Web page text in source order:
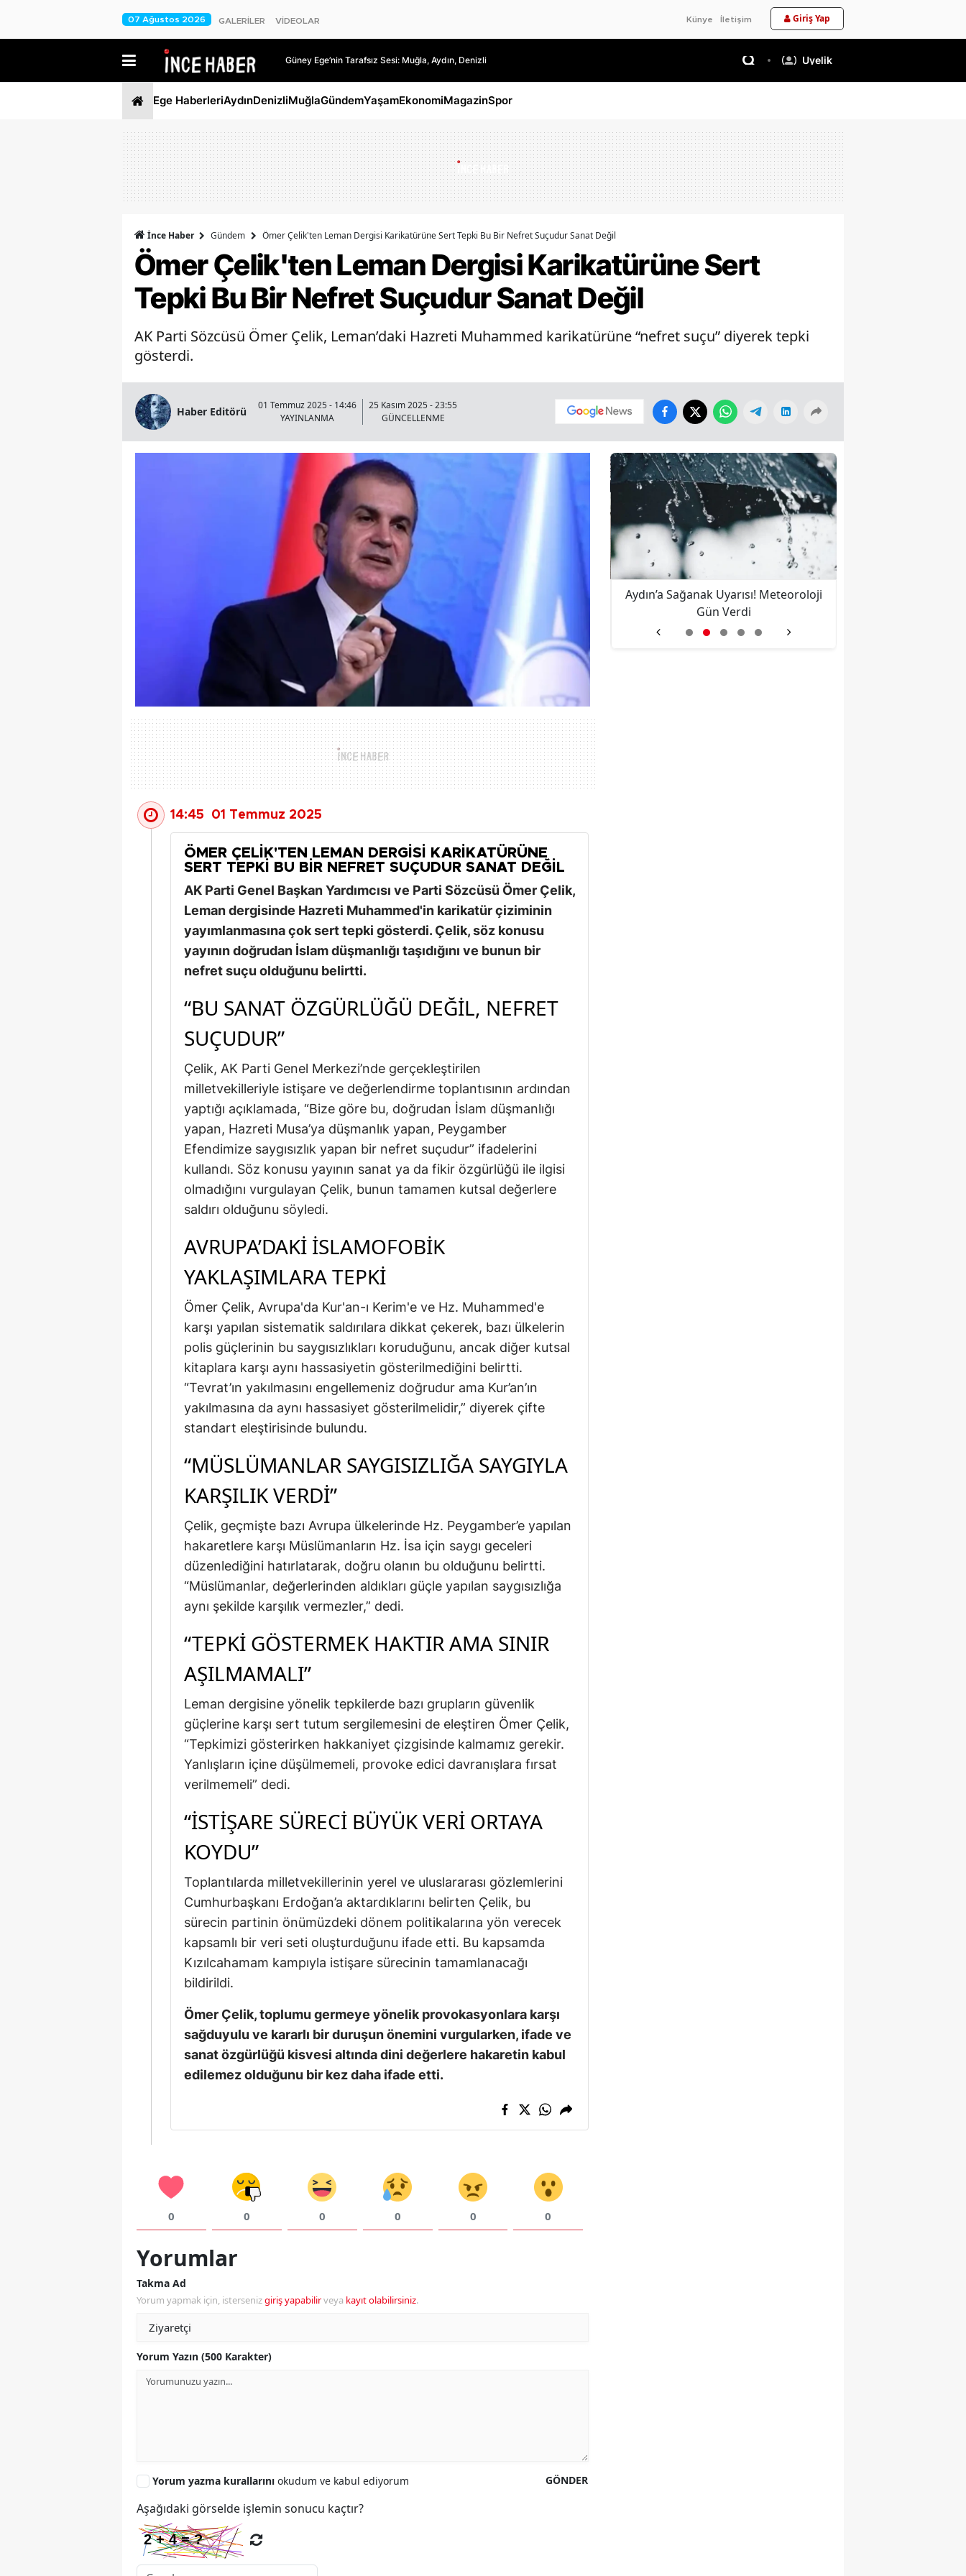
07 Ağustos 2026 GALERİLER VİDEOLAR Künye İletişim Giriş Yap
Güney Ege’nin Tarafsız Sesi: Muğla, Aydın, Denizli Üyelik
Ege HaberleriAydınDenizliMuğlaGündemYaşamEkonomiMagazinSpor
İnce Haber Gündem Ömer Çelik'ten Leman Dergisi Karikatürüne Sert Tepki Bu Bir Nefret Suçudur Sanat Değil
Ömer Çelik'ten Leman Dergisi Karikatürüne Sert
Tepki Bu Bir Nefret Suçudur Sanat Değil
AK Parti Sözcüsü Ömer Çelik, Leman’daki Hazreti Muhammed karikatürüne “nefret suçu” diyerek tepki
gösterdi.
Haber Editörü
01 Temmuz 2025 - 14:46
YAYINLANMA
25 Kasım 2025 - 23:55
GÜNCELLENME
14:45 01 Temmuz 2025
ÖMER ÇELIK'TEN LEMAN DERGISI KARIKATÜRÜNE
SERT TEPKI BU BIR NEFRET SUÇUDUR SANAT DEĞIL
AK Parti Genel Başkan Yardımcısı ve Parti Sözcüsü Ömer Çelik,
Leman dergisinde Hazreti Muhammed'in karikatür çiziminin
yayımlanmasına çok sert tepki gösterdi. Çelik, söz konusu
yayının doğrudan İslam düşmanlığı taşıdığını ve bunun bir
nefret suçu olduğunu belirtti.
“BU SANAT ÖZGÜRLÜĞÜ DEĞIL, NEFRET
SUÇUDUR”
Çelik, AK Parti Genel Merkezi’nde gerçekleştirilen
milletvekilleriyle istişare ve değerlendirme toplantısının ardından
yaptığı açıklamada, “Bize göre bu, doğrudan İslam düşmanlığı
yapan, Hazreti Musa’ya düşmanlık yapan, Peygamber
Efendimize saygısızlık yapan bir nefret suçudur” ifadelerini
kullandı. Söz konusu yayının sanat ya da fikir özgürlüğü ile ilgisi
olmadığını vurgulayan Çelik, bunun tamamen kutsal değerlere
saldırı olduğunu söyledi.
AVRUPA’DAKI İSLAMOFOBIK
YAKLAŞIMLARA TEPKI
Ömer Çelik, Avrupa'da Kur'an-ı Kerim'e ve Hz. Muhammed'e
karşı yapılan sistematik saldırılara dikkat çekerek, bazı ülkelerin
polis güçlerinin bu saygısızlıkları koruduğunu, ancak diğer kutsal
kitaplara karşı aynı hassasiyetin gösterilmediğini belirtti.
“Tevrat’ın yakılmasını engellemeniz doğrudur ama Kur’an’ın
yakılmasına da aynı hassasiyet gösterilmelidir,” diyerek çifte
standart eleştirisinde bulundu.
“MÜSLÜMANLAR SAYGISIZLIĞA SAYGIYLA
KARŞILIK VERDI”
Çelik, geçmişte bazı Avrupa ülkelerinde Hz. Peygamber’e yapılan
hakaretlere karşı Müslümanların Hz. İsa için saygı geceleri
düzenlediğini hatırlatarak, doğru olanın bu olduğunu belirtti.
“Müslümanlar, değerlerinden aldıkları güçle yapılan saygısızlığa
aynı şekilde karşılık vermezler,” dedi.
“TEPKI GÖSTERMEK HAKTIR AMA SINIR
AŞILMAMALI”
Leman dergisine yönelik tepkilerde bazı grupların güvenlik
güçlerine karşı sert tutum sergilemesini de eleştiren Ömer Çelik,
“Tepkimizi gösterirken hakkaniyet çizgisinde kalmamız gerekir.
Yanlışların içine düşülmemeli, provoke edici davranışlara fırsat
verilmemeli” dedi.
“İSTIŞARE SÜRECI BÜYÜK VERI ORTAYA
KOYDU”
Toplantılarda milletvekillerinin yerel ve uluslararası gözlemlerini
Cumhurbaşkanı Erdoğan’a aktardıklarını belirten Çelik, bu
sürecin partinin önümüzdeki dönem politikalarına yön verecek
kapsamlı bir veri seti oluşturduğunu ifade etti. Bu kapsamda
Kızılcahamam kampıyla istişare sürecinin tamamlanacağı
bildirildi.
Ömer Çelik, toplumu germeye yönelik provokasyonlara karşı
sağduyulu ve kararlı bir duruşun önemini vurgularken, ifade ve
sanat özgürlüğü kisvesi altında dini değerlere hakaretin kabul
edilemez olduğunu bir kez daha ifade etti.
0 0 0 0 0 0
Yorumlar
Takma Ad
Yorum yapmak için, istersenizgiriş yapabilirveya kayıt olabilirsiniz.
Yorum Yazın (500 Karakter)
GÖNDER
Yorum yazma kurallarını okudum ve kabul ediyorum
Aşağıdaki görselde işlemin sonucu kaçtır?
Çivril Gümüşsu'da Feci Çarpışma! 4
Buldan Karayolunda Korkutan Kaza!
Yağış Yolu Kayganlaştırdı
Aydın’a Sağanak Uyarısı! Meteoroloji
Gün Verdi